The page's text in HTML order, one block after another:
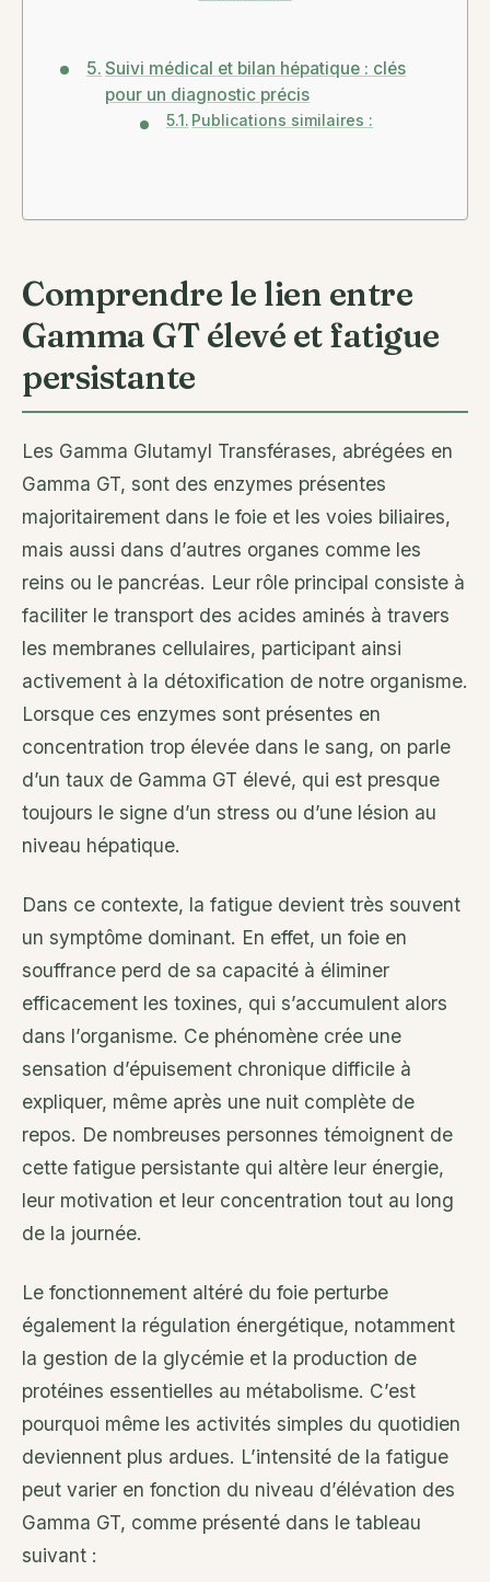
Suivi médical et bilan hépatique : clés
pour un diagnostic précis
Publications similaires :
Comprendre le lien entre
Gamma GT élevé et fatigue
persistante
Les Gamma Glutamyl Transférases, abrégées en
Gamma GT, sont des enzymes présentes
majoritairement dans le foie et les voies biliaires,
mais aussi dans d’autres organes comme les
reins ou le pancréas. Leur rôle principal consiste à
faciliter le transport des acides aminés à travers
les membranes cellulaires, participant ainsi
activement à la détoxification de notre organisme.
Lorsque ces enzymes sont présentes en
concentration trop élevée dans le sang, on parle
d’un taux de Gamma GT élevé, qui est presque
toujours le signe d’un stress ou d’une lésion au
niveau hépatique.
Dans ce contexte, la fatigue devient très souvent
un symptôme dominant. En effet, un foie en
souffrance perd de sa capacité à éliminer
efficacement les toxines, qui s’accumulent alors
dans l’organisme. Ce phénomène crée une
sensation d’épuisement chronique difficile à
expliquer, même après une nuit complète de
repos. De nombreuses personnes témoignent de
cette fatigue persistante qui altère leur énergie,
leur motivation et leur concentration tout au long
de la journée.
Le fonctionnement altéré du foie perturbe
également la régulation énergétique, notamment
la gestion de la glycémie et la production de
protéines essentielles au métabolisme. C’est
pourquoi même les activités simples du quotidien
deviennent plus ardues. L’intensité de la fatigue
peut varier en fonction du niveau d’élévation des
Gamma GT, comme présenté dans le tableau
suivant :